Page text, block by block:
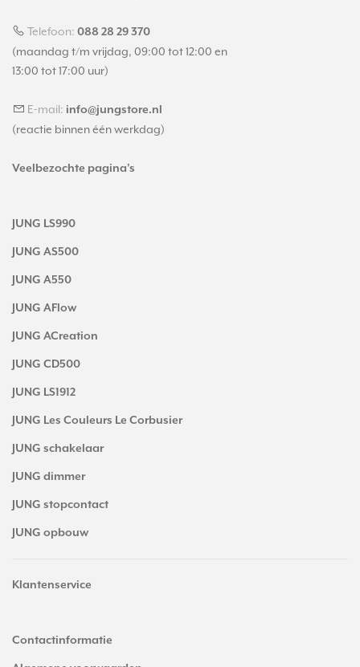
Telefoon: 088 28 29 370
(maandag t/m vrijdag, 09:00 tot 12:00 en
13:00 tot 17:00 uur)
E-mail: info@jungstore.nl
(reactie binnen één werkdag)
Veelbezochte pagina's
JUNG LS990
JUNG AS500
JUNG A550
JUNG AFlow
JUNG ACreation
JUNG CD500
JUNG LS1912
JUNG Les Couleurs Le Corbusier
JUNG schakelaar
JUNG dimmer
JUNG stopcontact
JUNG opbouw
Klantenservice
Contactinformatie